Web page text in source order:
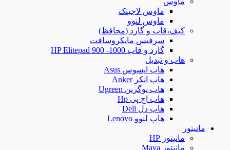
ماوس لاجیتک
ماوس لنوو
کیف،قاب و گارد (محافظ)
سرفیس مایکروسافت
گارد و قاب HP Elitepad 900 -1000
هاب و تبدیل
هاب ایسوس Asus
هاب انکر Anker
هاب یوگرین Ugreen
هاب اچ پی Hp
هاب دل Dell
هاب لنوو Lenovo
مانیتور
مانیتور HP
مانیتور Maya